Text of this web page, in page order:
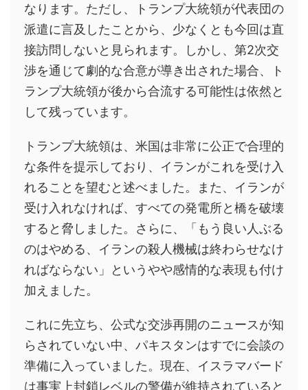
なります。ただし、トランプ大統領が代表団の
派遣に言及したことから、少なくとも今回は直
接訪問しないと見られます。しかし、第2次交
渉を通じて劇的な合意が導き出された場合、ト
ランプ大統領が後から合流する可能性は依然と
して残っています。
トランプ大統領は、米国は非常に公正で合理的
な条件を提示しており、イランがこれを受け入
れることを望むと述べました。また、イランが
受け入れなければ、すべての発電所と橋を破壊
すると脅しました。さらに、「もう良い人ぶる
のはやめる、イランの殺人機械は終わらせなけ
ればならない」というやや感情的な表現も付け
加えました。
これに先立ち、公式な交渉再開のニュースが知
らされていない中、パキスタンはすでに会談の
準備に入っていました。現在、イスラマバード
は事実上封鎖レベルの警備が維持されていると